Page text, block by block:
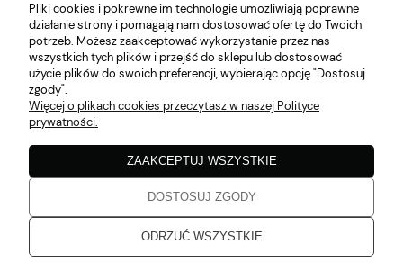
PŁATNOŚCI I DOSTAWA
INFORMACJE
O NAS
Pliki cookies i pokrewne im technologie umożliwiają poprawne
działanie strony i pomagają nam dostosować ofertę do Twoich
potrzeb. Możesz zaakceptować wykorzystanie przez nas
wszystkich tych plików i przejść do sklepu lub dostosować
użycie plików do swoich preferencji, wybierając opcję "Dostosuj
zgody".
Więcej o plikach cookies przeczytasz w naszej Polityce
prywatności.
ODRZUĆ WSZYSTKIE
DOSTOSUJ ZGODY
ZAAKCEPTUJ WSZYSTKIE